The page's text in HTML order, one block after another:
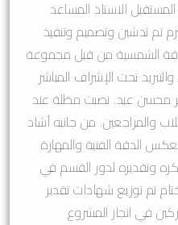
الاستاذ المساعد
تم تدشين وتصميم وتنفيذ
الشمسية من قبل مجموعة
تحت الإشراف المباشر
محسن عبد. نصبت مظلة عند
والمراجعين. من جانبه أشاد
الدقة الفنية والمهارة
وتقديره لدور القسم في
تم توزيع شهادات تقدير
في انجاز المشروع